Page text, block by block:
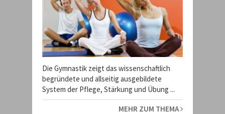
Die Gymnastik zeigt das wissenschaftlich
begründete und allseitig ausgebildete
System der Pflege, Stärkung und Übung ...
MEHR ZUM THEMA